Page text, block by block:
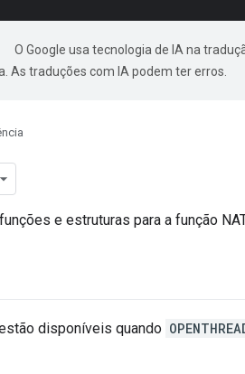
O Google usa tecnologia de IA na
As traduções com IA podem ter erros.
e estruturas para a função
disponíveis quando